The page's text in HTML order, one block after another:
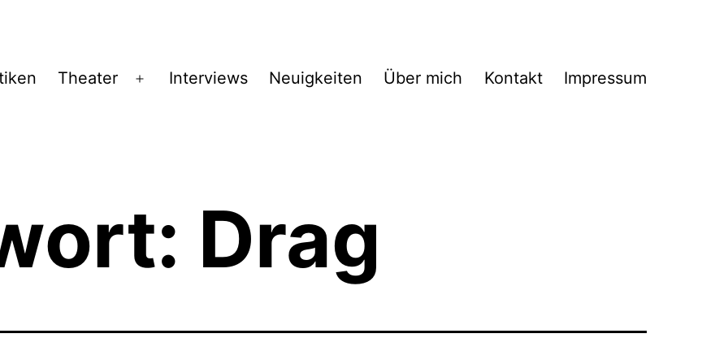
Theater
Menü
Interviews Neuigkeiten Über mich Kontakt Impressum
Drag